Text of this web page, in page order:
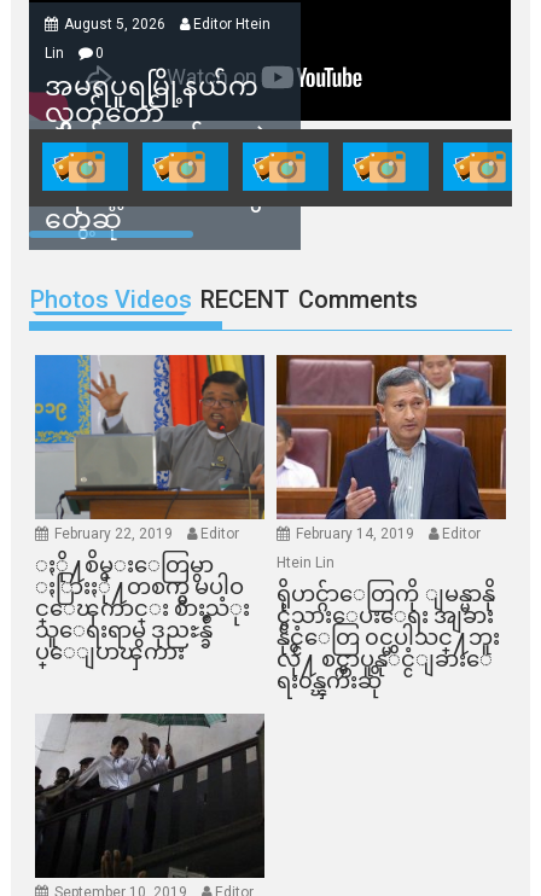
August 5, 2026
Editor Htein
Lin
0
အမရပူရမြို့နယ်က
လွှတ်တော်
ကိုယ်စားလှယ်တွေနဲ့
နေအိမ်တွေဖျက်သိမ်း
ခံရမယ့် ဒေသခံတွေ
တွေ့ဆုံ
Photos Videos RECENT Comments
February 22, 2019 Editor
ႏို႔စိမ္းေတြမွာ
ႏြားႏို႔တစက္မွ မပါဝ
င္ေၾကာင္း စားသံုး
သူေရးရာမွ ဒုညႊန္ခ်ဳ
ပ္ေျပာၾကား
February 14, 2019
Editor
Htein Lin
ရိုဟင္ဂ်ာေတြကို ျမန္မာနို
င္ငံသားေပးေရး အျခား
နိုင္ငံေတြ ၀င္မပါသင္႔ဘူး
လို႔ စင္ကာပူနုိင္ငံျခားေ
ရး၀န္ၾကီးဆို
September 10, 2019 Editor